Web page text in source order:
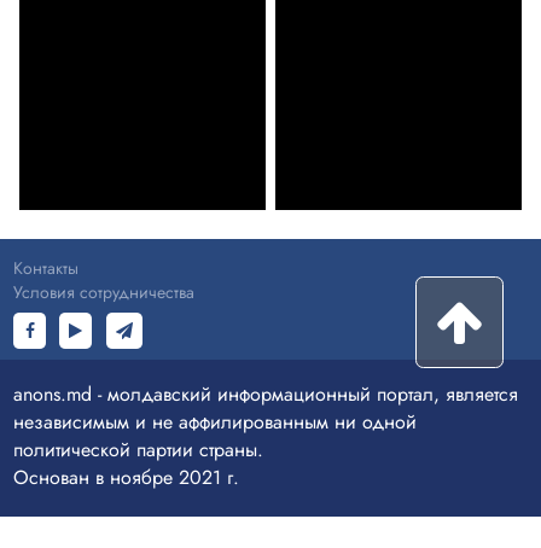
Контакты
Условия сотрудничества
anons.md - молдавский информационный портал, является
независимым и не аффилированным ни одной
политической партии страны.
Основан в ноябре 2021 г.